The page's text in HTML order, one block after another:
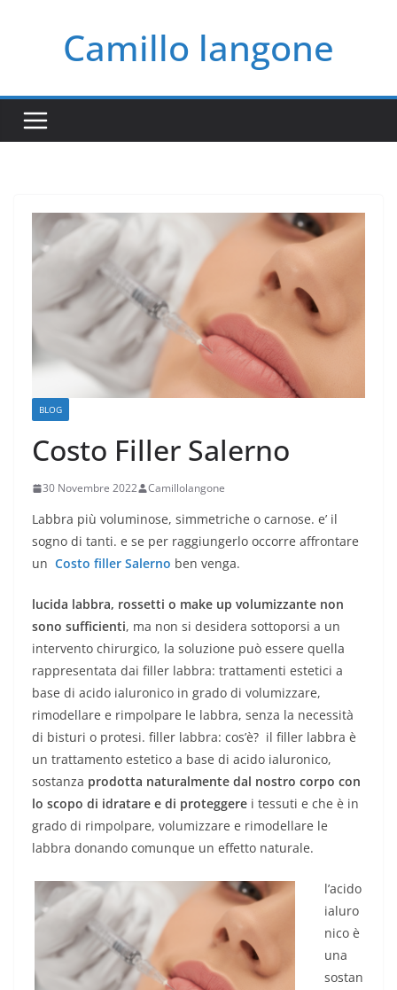
contenutoCamillo langone
BLOG
Costo Filler Salerno
30 Novembre 2022 Camillolangone
Labbra più voluminose, simmetriche o carnose. e’ il
sogno di tanti. e se per raggiungerlo occorre affrontare
un Costo filler Salerno ben venga.
lucida labbra, rossetti o make up volumizzante non
sono sufficienti, ma non si desidera sottoporsi a un
intervento chirurgico, la soluzione può essere quella
rappresentata dai filler labbra: trattamenti estetici a
base di acido ialuronico in grado di volumizzare,
rimodellare e rimpolpare le labbra, senza la necessità
di bisturi o protesi. filler labbra: cos’è? il filler labbra è
un trattamento estetico a base di acido ialuronico,
sostanza prodotta naturalmente dal nostro corpo con
lo scopo di idratare e di proteggere i tessuti e che è in
grado di rimpolpare, volumizzare e rimodellare le
labbra donando comunque un effetto naturale.
l’acido
ialuro
nico è
una
sostan